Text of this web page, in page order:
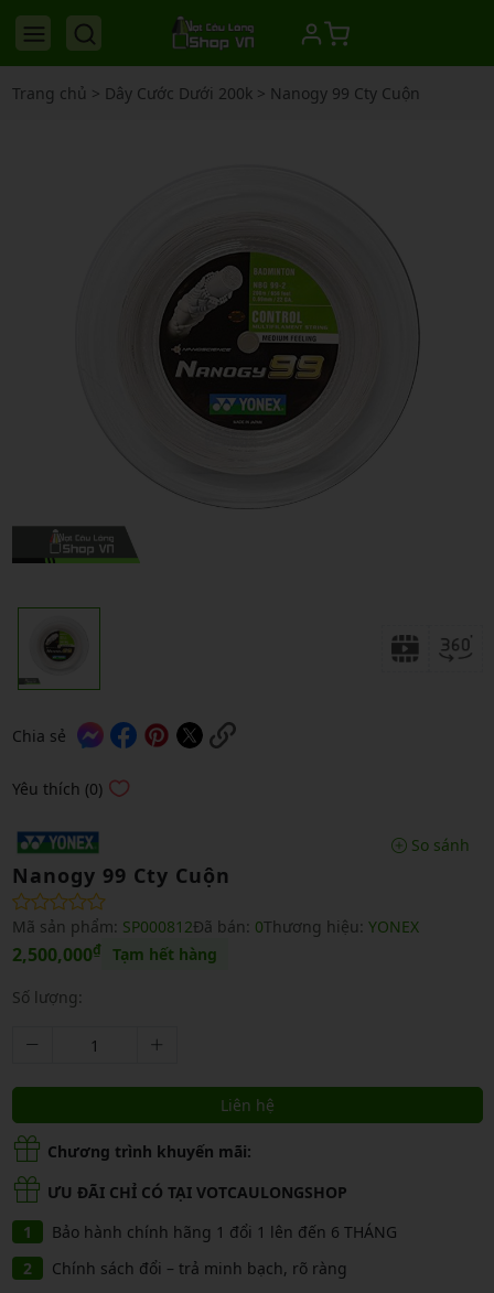
Trang chủ > Dây Cước Dưới 200k> Nanogy 99 Cty Cuộn
Chia sẻ
Yêu thích (0)
So sánh
Nanogy 99 Cty Cuộn
Mã sản phẩm: SP000812Đã bán: 0Thương hiệu: YONEX
2,500,000₫ Tạm hết hàng
Số lượng:
Liên hệ
Chương trình khuyến mãi:
ƯU ĐÃI CHỈ CÓ TẠI VOTCAULONGSHOP
Bảo hành chính hãng 1 đổi 1 lên đến 6 THÁNG
Chính sách đổi – trả minh bạch, rõ ràng